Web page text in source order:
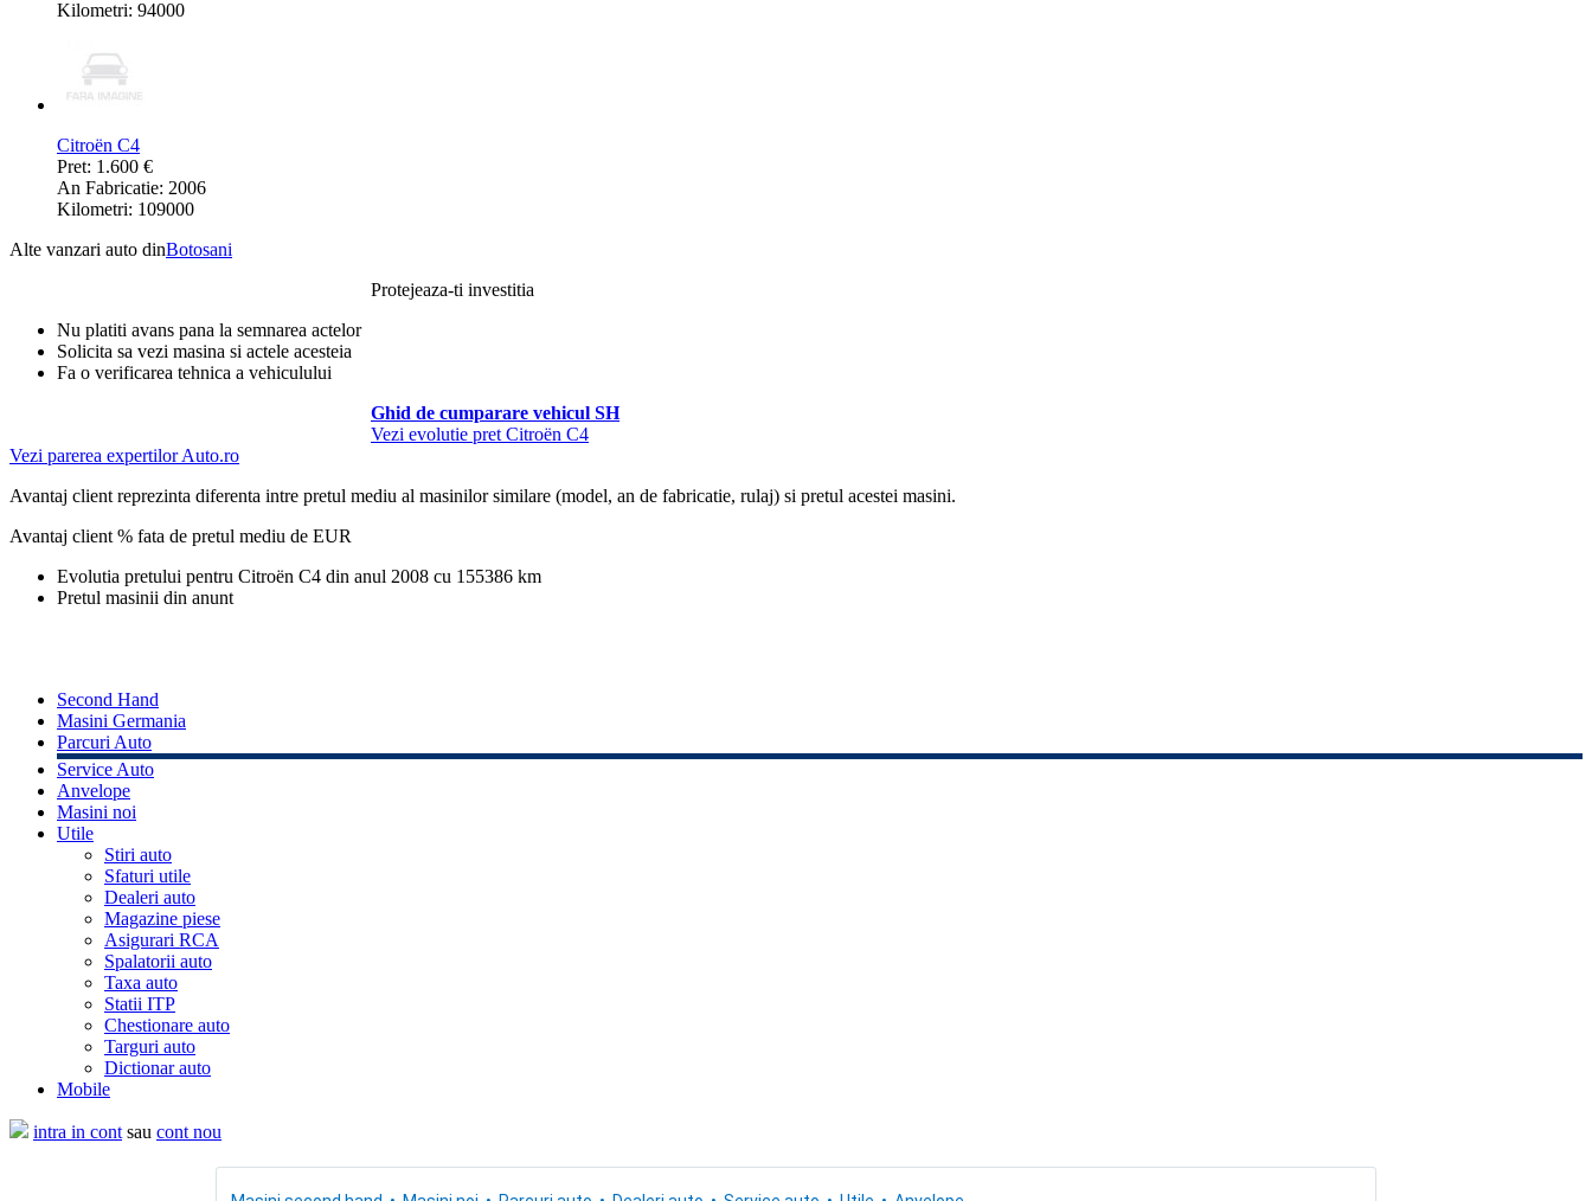
Kilometri: 94000
Citroën C4
Pret: 1.600 €
An Fabricatie: 2006
Kilometri: 109000
Alte vanzari auto dinBotosani
Protejeaza-ti investitia
Nu platiti avans pana la semnarea actelor
Solicita sa vezi masina si actele acesteia
Fa o verificarea tehnica a vehiculului
Ghid de cumparare vehicul SH
Vezi evolutie pret Citroën C4
Vezi parerea expertilor Auto.ro
Avantaj client reprezinta diferenta intre pretul mediu al masinilor similare (model, an de fabricatie, rulaj) si pretul acestei masini.
Avantaj client % fata de pretul mediu de EUR
Evolutia pretului pentru Citroën C4 din anul 2008 cu 155386 km
Pretul masinii din anunt
Second Hand
Masini Germania
Parcuri Auto
Service Auto
Anvelope
Masini noi
Utile
Stiri auto
Sfaturi utile
Dealeri auto
Magazine piese
Asigurari RCA
Spalatorii auto
Taxa auto
Statii ITP
Chestionare auto
Targuri auto
Dictionar auto
Mobile
intra in cont sau cont nou